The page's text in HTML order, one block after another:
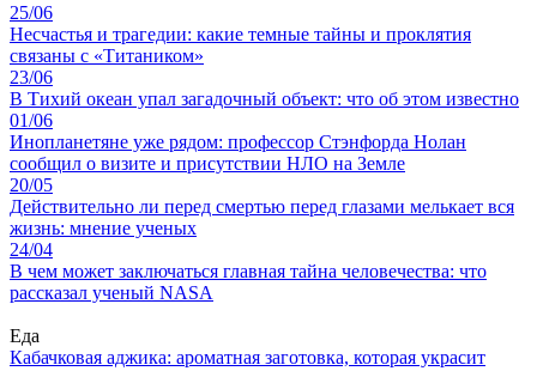
25/06
Несчастья и трагедии: какие темные тайны и проклятия
связаны с «Титаником»
23/06
В Тихий океан упал загадочный объект: что об этом известно
01/06
Инопланетяне уже рядом: профессор Стэнфорда Нолан
сообщил о визите и присутствии НЛО на Земле
20/05
Действительно ли перед смертью перед глазами мелькает вся
жизнь: мнение ученых
24/04
В чем может заключаться главная тайна человечества: что
рассказал ученый NASA
Еда
Кабачковая аджика: ароматная заготовка, которая украсит